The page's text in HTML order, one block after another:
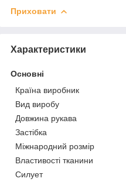
Приховати
Характеристики
Основні
Країна виробник
Вид виробу
Довжина рукава
Застібка
Міжнародний розмір
Властивості тканини
Силует